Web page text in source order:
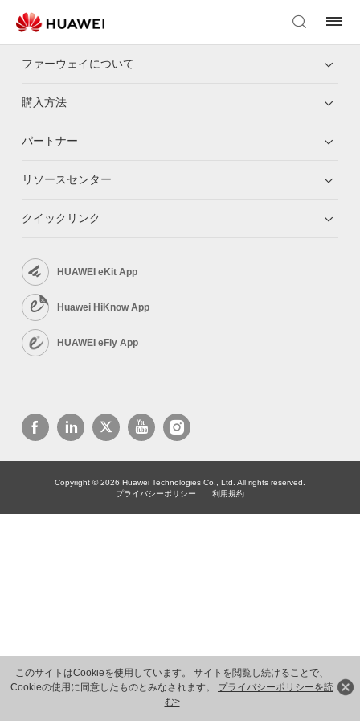
このサイトはCookieを使用しています。 サイトを閲覧し続けることで、
Cookieの使用に同意したものとみなされます。 プライバシーポリシーを読
む>
ファーウェイについて
購入方法
パートナー
リソースセンター
クイックリンク
HUAWEI eKit App
Huawei HiKnow App
HUAWEI eFly App
Copyright © 2026 Huawei Technologies Co., Ltd. All rights reserved.
プライバシーポリシー
利用規約